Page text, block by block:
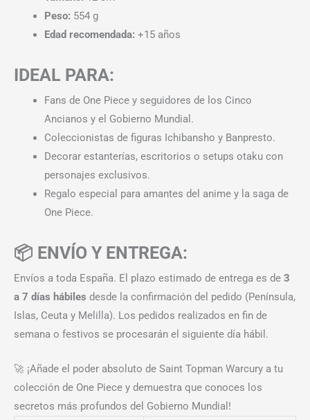
Peso: 554 g
Edad recomendada: +15 años
IDEAL PARA:
Fans de One Piece y seguidores de los Cinco
Ancianos y el Gobierno Mundial.
Coleccionistas de figuras Ichibansho y Banpresto.
Decorar estanterías, escritorios o setups otaku con
personajes exclusivos.
Regalo especial para amantes del anime y la saga de
One Piece.
📦 ENVÍO Y ENTREGA:
Envíos a toda España. El plazo estimado de entrega es de 3
a 7 días hábiles desde la confirmación del pedido (Península,
Islas, Ceuta y Melilla). Los pedidos realizados en fin de
semana o festivos se procesarán el siguiente día hábil.
🚀 ¡Añade el poder absoluto de Saint Topman Warcury a tu
colección de One Piece y demuestra que conoces los
secretos más profundos del Gobierno Mundial!